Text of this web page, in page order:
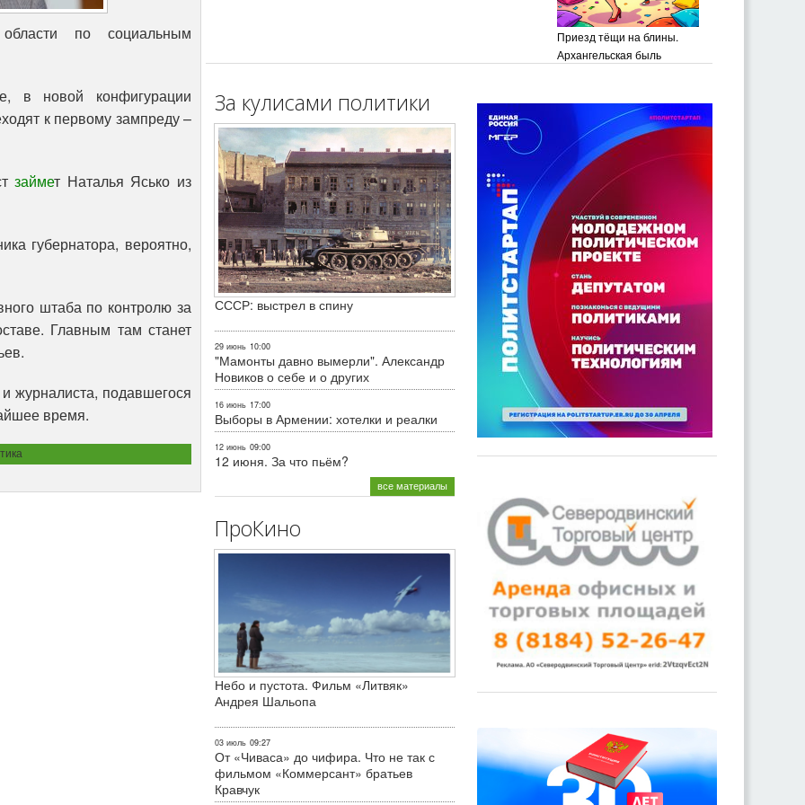
области по социальным
в новой конфигурации
к первому зампреду –
займет Наталья Ясько из
губернатора, вероятно,
штаба по контролю за
Главным там станет
журналиста, подавшегося
время.
Приезд тёщи на блины.
Архангельская быль
За кулисами политики
СССР: выстрел в спину
29 июнь 10:00
"Мамонты давно вымерли". Александр
Новиков о себе и о других
16 июнь 17:00
Выборы в Армении: хотелки и реалки
12 июнь 09:00
12 июня. За что пьём?
все материалы
ПроКино
Небо и пустота. Фильм «Литвяк»
Андрея Шальопа
03 июль 09:27
От «Чиваса» до чифира. Что не так с
фильмом «Коммерсант» братьев
Кравчук